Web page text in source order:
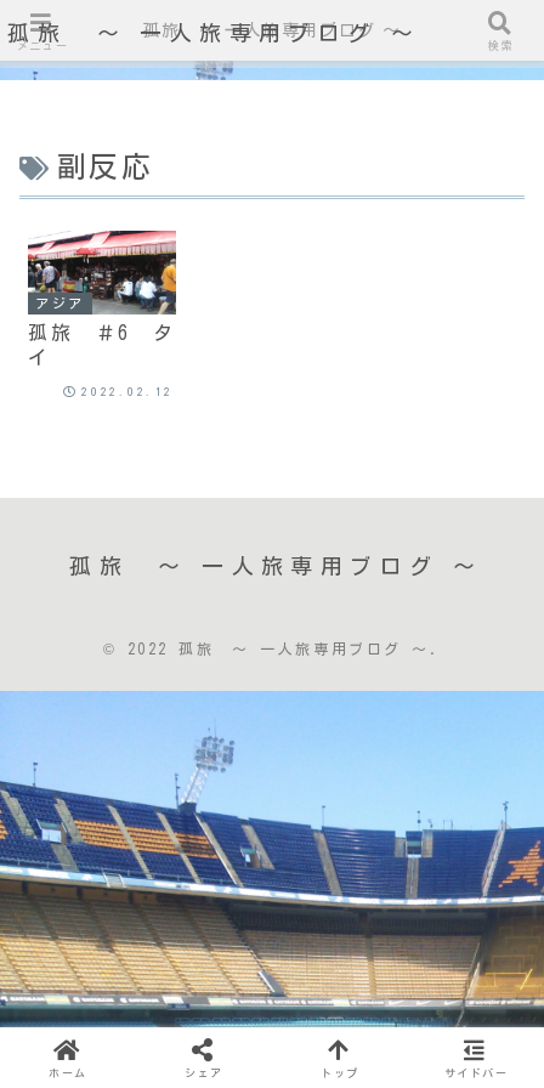
孤旅 〜 一人旅専用ブログ ～
副反応
アジア
孤旅 ＃6 タ
イ
2022.02.12
孤旅 〜 一人旅専用ブログ ～
© 2022 孤旅 〜 一人旅専用ブログ ～.
メニュー
孤旅 〜 一人旅専用ブログ ～
検索
ホーム シェア トップ サイドバー